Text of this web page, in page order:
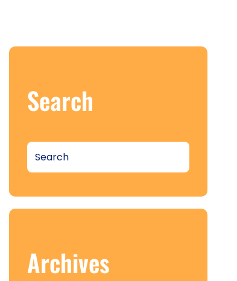
Search
S
r
c
Archives